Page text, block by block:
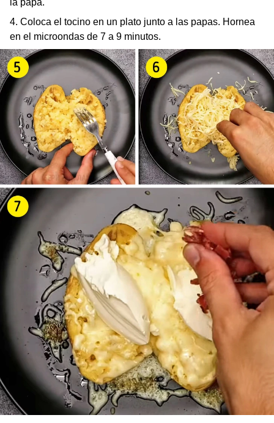
la papa.
4. Coloca el tocino en un plato junto a las papas. Hornea
en el microondas de 7 a 9 minutos.